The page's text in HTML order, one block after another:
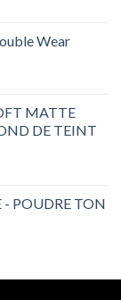
CFA
Wear
CFAMATTE
DE TEINT
POUDRE TON